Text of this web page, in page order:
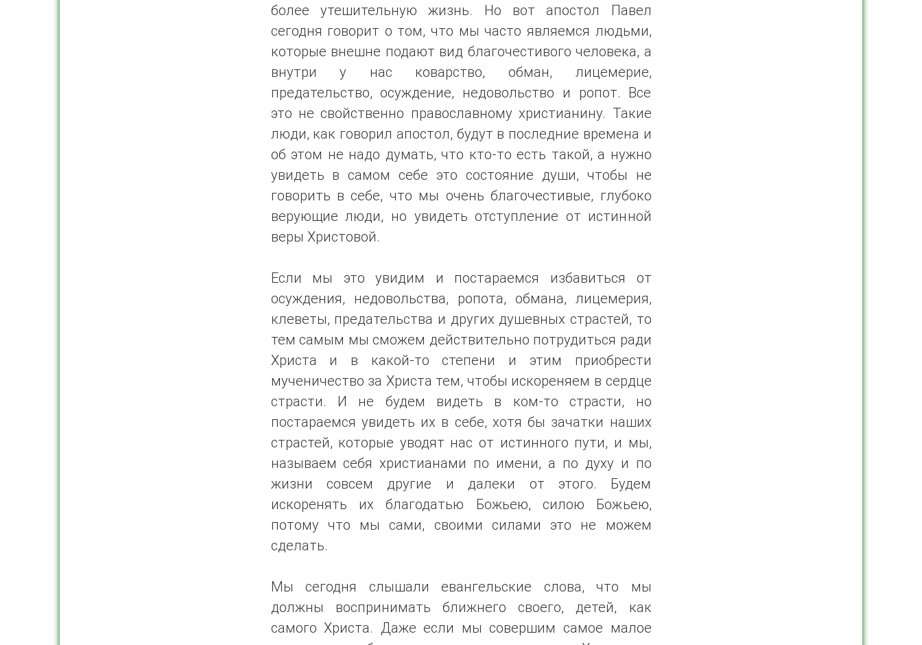
более утешительную жизнь. Но вот апостол Павел
сегодня говорит о том, что мы часто являемся людьми,
которые внешне подают вид благочестивого человека, а
внутри у нас коварство, обман, лицемерие,
предательство, осуждение, недовольство и ропот. Все
это не свойственно православному христианину. Такие
люди, как говорил апостол, будут в последние времена и
об этом не надо думать, что кто-то есть такой, а нужно
увидеть в самом себе это состояние души, чтобы не
говорить в себе, что мы очень благочестивые, глубоко
верующие люди, но увидеть отступление от истинной
веры Христовой.
Если мы это увидим и постараемся избавиться от
осуждения, недовольства, ропота, обмана, лицемерия,
клеветы, предательства и других душевных страстей, то
тем самым мы сможем действительно потрудиться ради
Христа и в какой-то степени и этим приобрести
мученичество за Христа тем, чтобы искореняем в сердце
страсти. И не будем видеть в ком-то страсти, но
постараемся увидеть их в себе, хотя бы зачатки наших
страстей, которые уводят нас от истинного пути, и мы,
называем себя христианами по имени, а по духу и по
жизни совсем другие и далеки от этого. Будем
искоренять их благодатью Божьею, силою Божьею,
потому что мы сами, своими силами это не можем
сделать.
Мы сегодня слышали евангельские слова, что мы
должны воспринимать ближнего своего, детей, как
самого Христа. Даже если мы совершим самое малое